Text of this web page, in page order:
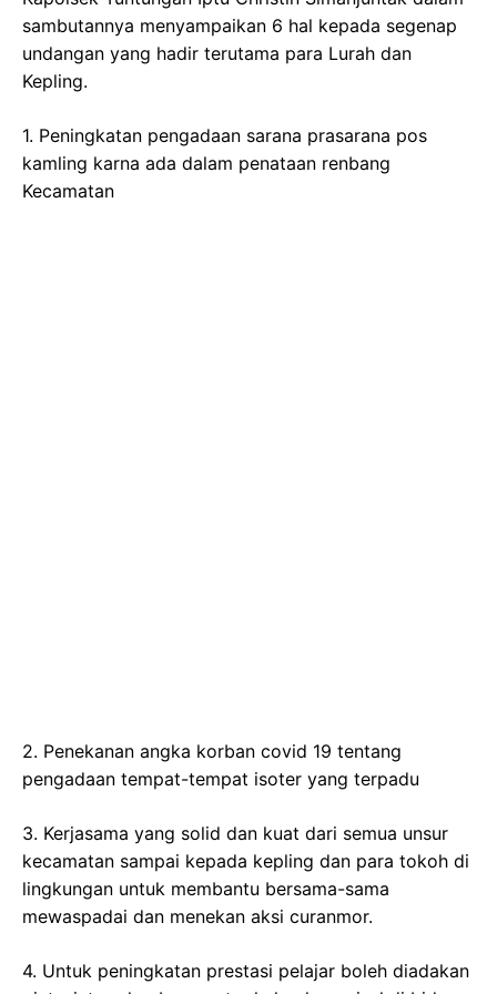
sambutannya menyampaikan 6 hal kepada segenap
undangan yang hadir terutama para Lurah dan
Kepling.
1. Peningkatan pengadaan sarana prasarana pos
kamling karna ada dalam penataan renbang
Kecamatan
2. Penekanan angka korban covid 19 tentang
pengadaan tempat-tempat isoter yang terpadu
3. Kerjasama yang solid dan kuat dari semua unsur
kecamatan sampai kepada kepling dan para tokoh di
lingkungan untuk membantu bersama-sama
mewaspadai dan menekan aksi curanmor.
4. Untuk peningkatan prestasi pelajar boleh diadakan